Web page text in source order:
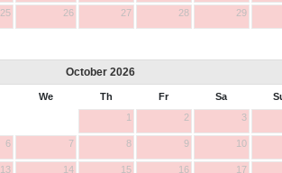
25 26 27 28 29
October 2026
We Th Fr Sa
1
2 3
6 7 8 9 10
13 14 15 16 17